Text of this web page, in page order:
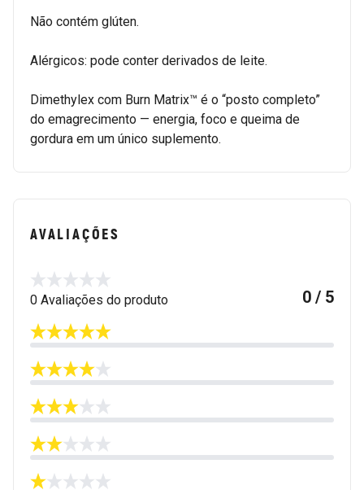
Não contém glúten.
Alérgicos: pode conter derivados de leite.
Dimethylex com Burn Matrix™ é o “posto completo”
do emagrecimento — energia, foco e queima de
gordura em um único suplemento.
AVALIAÇÕES
0 Avaliações do produto 0 / 5